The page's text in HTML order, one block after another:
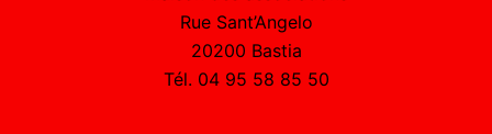
Rue Sant’Angelo
20200 Bastia
Tél. 04 95 58 85 50